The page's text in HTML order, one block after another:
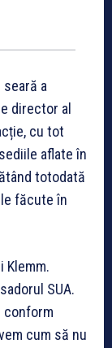
seară a
director al
cu tot
aflate în
totodată
făcute în
Klemm.
SUA.
conform
cum să nu